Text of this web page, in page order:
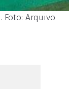
Arquivo